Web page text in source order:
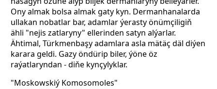
Ony almak bolsa almak gaty kyn. Dermanhanalarda
ullakan nobatlar bar, adamlar ýerasty önümçiligiň
ähli "nejis zatlaryny" ellerinden satyn alýarlar.
Ähtimal, Türkmenbaşy adamlara asla mätäç däl diýen
karara geldi. Gazy öndürip biler, ýöne öz
raýatlaryndan - diňe kynçylyklar.
"Moskowskiý Komosomoles"